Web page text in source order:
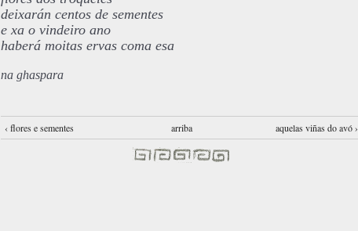
deixarán centos de sementes
e xa o vindeiro ano
haberá moitas ervas coma esa
na ghaspara
‹ flores e sementes arriba aquelas viñas do avó ›